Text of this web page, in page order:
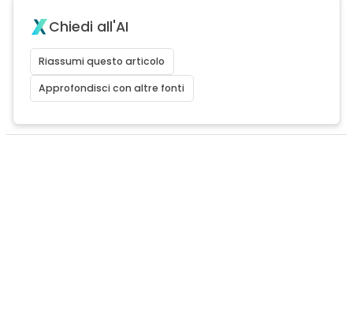
Chiedi all'AI
Riassumi questo articolo
Approfondisci con altre fonti